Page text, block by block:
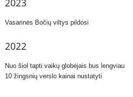
2023
Vasarinės Bočių viltys pildosi
2022
Nuo šiol tapti vaikų globėjais bus lengviau
10 žingsnių verslo kainai nustatyti